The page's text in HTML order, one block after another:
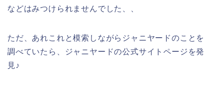
などはみつけられませんでした、、
ただ、あれこれと模索しながらジャニヤードのことを
調べていたら、ジャニヤードの公式サイトページを発
見♪